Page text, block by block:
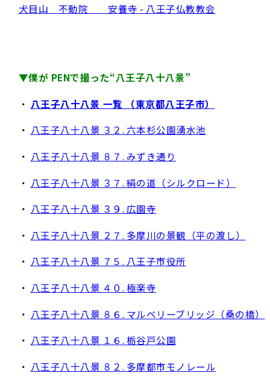
犬目山 不動院 安養寺 - 八王子仏教教会
▼僕が PENで撮った“八王子八十八景”
・ 八王子八十八景 一覧 （東京都八王子市）
・ 八王子八十八景 ３２. 六本杉公園湧水池
・ 八王子八十八景 ８７. みずき通り
・ 八王子八十八景 ３７. 絹の道（シルクロード）
・ 八王子八十八景 ３９. 広園寺
・ 八王子八十八景 ２７. 多摩川の景観（平の渡し）
・ 八王子八十八景 ７５. 八王子市役所
・ 八王子八十八景 ４０. 極楽寺
・ 八王子八十八景 ８６. マルベリーブリッジ（桑の橋）
・ 八王子八十八景 １６. 栃谷戸公園
・ 八王子八十八景 ８２. 多摩都市モノレール